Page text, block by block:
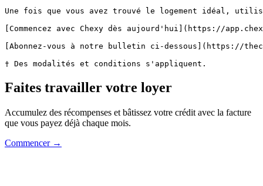
Faites travailler votre loyer
Accumulez des récompenses et bâtissez votre crédit avec la facture
que vous payez déjà chaque mois.
Commencer →